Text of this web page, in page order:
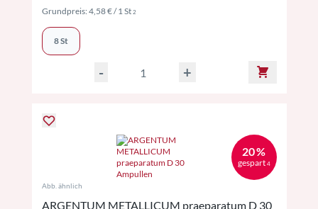
Grundpreis:4,58 €/ 1 St 2Preise inkl. MwSt. ggf. zzgl. Versand
8 St
- +
20 %
gespart 4
Abb. ähnlich
ARGENTUM METALLICUM praeparatum D 30